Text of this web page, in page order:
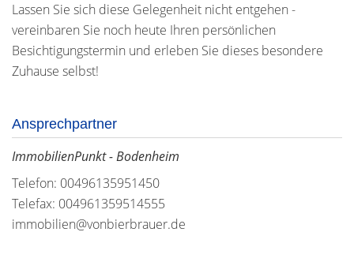
Lassen Sie sich diese Gelegenheit nicht entgehen -
vereinbaren Sie noch heute Ihren persönlichen
Besichtigungstermin und erleben Sie dieses besondere
Zuhause selbst!
Ansprechpartner
ImmobilienPunkt - Bodenheim
Telefon: 00496135951450
Telefax: 004961359514555
immobilien@vonbierbrauer.de